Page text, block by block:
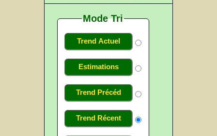
Mode Tri
Trend Actuel
Estimations
Trend Précéd
Trend Récent